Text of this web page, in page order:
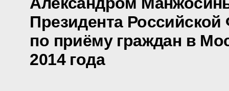
Президента
по приёму граждан в
2014 года